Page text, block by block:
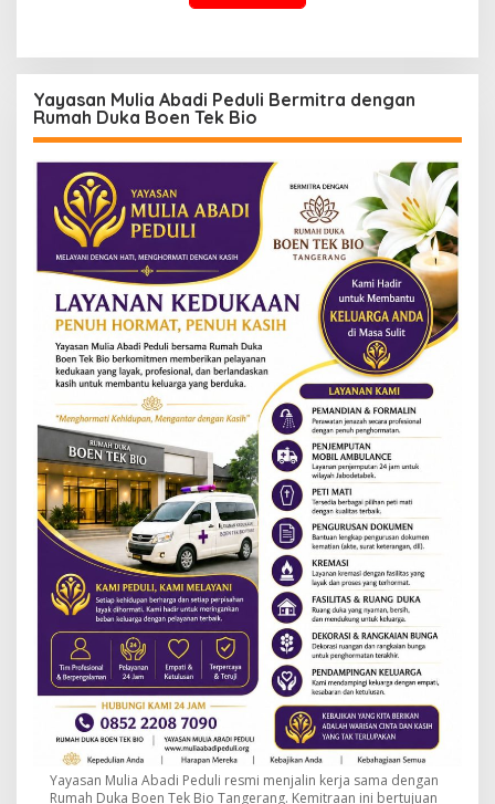
Yayasan Mulia Abadi Peduli Bermitra dengan
Rumah Duka Boen Tek Bio
Yayasan Mulia Abadi Peduli resmi menjalin kerja sama dengan
Rumah Duka Boen Tek Bio Tangerang. Kemitraan ini bertujuan